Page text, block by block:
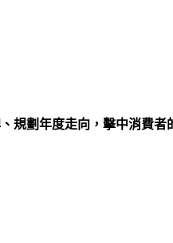
規劃年度走向，擊中消費者